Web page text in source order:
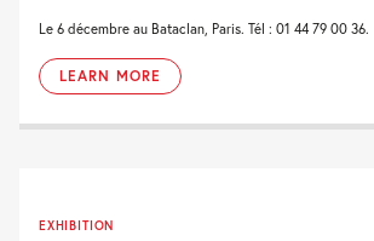
Le 6 décembre au Bataclan, Paris. Tél : 01 44 79 00 36.
LEARN MORE
EXHIBITION